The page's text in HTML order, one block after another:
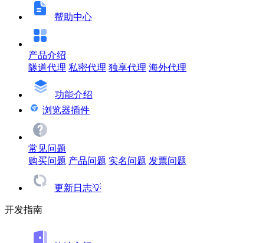
帮助中心
产品介绍
隧道代理 私密代理 独享代理 海外代理
功能介绍
浏览器插件
常见问题
购买问题 产品问题 实名问题 发票问题
更新日志💡
开发指南